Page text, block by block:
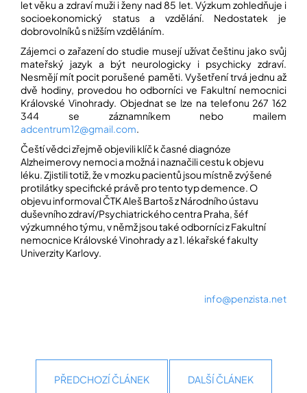
let věku a zdraví muži i ženy nad 85 let. Výzkum zohledňuje i
socioekonomický status a vzdělání. Nedostatek je
dobrovolníků s nižším vzděláním.
Zájemci o zařazení do studie musejí užívat češtinu jako svůj
mateřský jazyk a být neurologicky i psychicky zdraví.
Nesmějí mít pocit porušené paměti. Vyšetření trvá jednu až
dvě hodiny, provedou ho odborníci ve Fakultní nemocnici
Královské Vinohrady. Objednat se lze na telefonu 267 162
344 se záznamníkem nebo mailem
adcentrum12@gmail.com.
Čeští vědci zřejmě objevili klíč k časné diagnóze
Alzheimerovy nemoci a možná i naznačili cestu k objevu
léku. Zjistili totiž, že v mozku pacientů jsou místně zvýšené
protilátky specifické právě pro tento typ demence. O
objevu informoval ČTK Aleš Bartoš z Národního ústavu
duševního zdraví/Psychiatrického centra Praha, šéf
výzkumného týmu, v němž jsou také odborníci z Fakultní
nemocnice Královské Vinohrady a z 1. lékařské fakulty
Univerzity Karlovy.
info@penzista.net
PŘEDCHOZÍ ČLÁNEK DALŠÍ ČLÁNEK